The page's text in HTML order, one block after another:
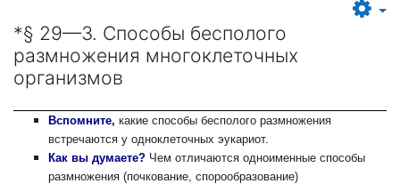
*§ 29—3. Способы бесполого
размножения многоклеточных
организмов
Вспомните, какие способы бесполого размножения
встречаются у одноклеточных эукариот.
Как вы думаете? Чем отличаются одноименные способы
размножения (почкование, спорообразование)